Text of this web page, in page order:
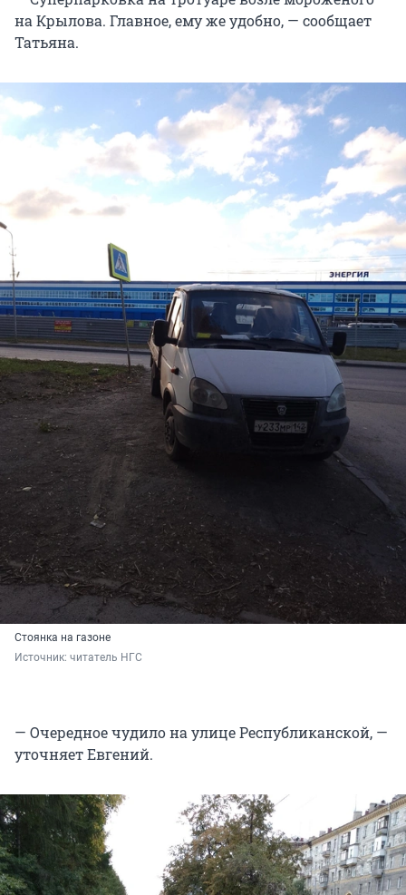
на Крылова. Главное, ему же удобно, — сообщает
Татьяна.
Стоянка на газоне
Источник: читатель НГС
— Очередное чудило на улице Республиканской, —
уточняет Евгений.